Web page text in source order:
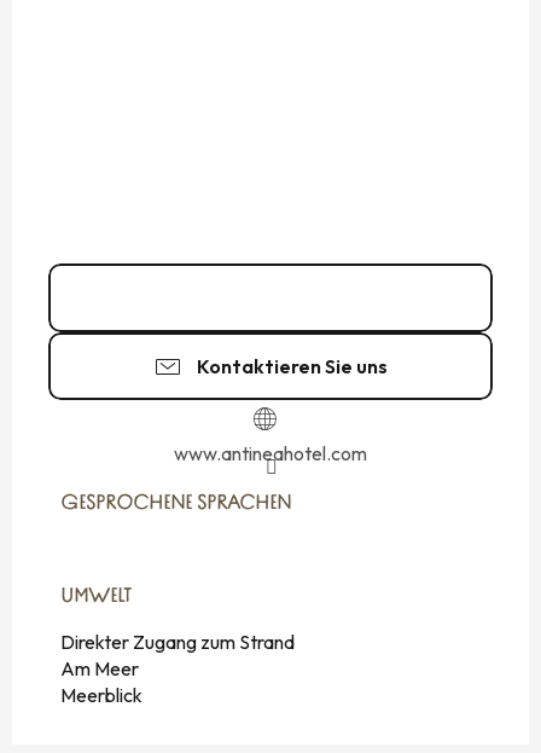
Kontaktieren Sie uns
www.antineahotel.com
GESPROCHENE SPRACHEN
GESPROCHENE SPRACHEN
UMWELT
UMWELT
Direkter Zugang zum Strand
Am Meer
Meerblick